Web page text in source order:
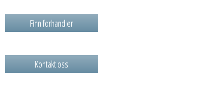
Finn forhandler
Kontakt oss